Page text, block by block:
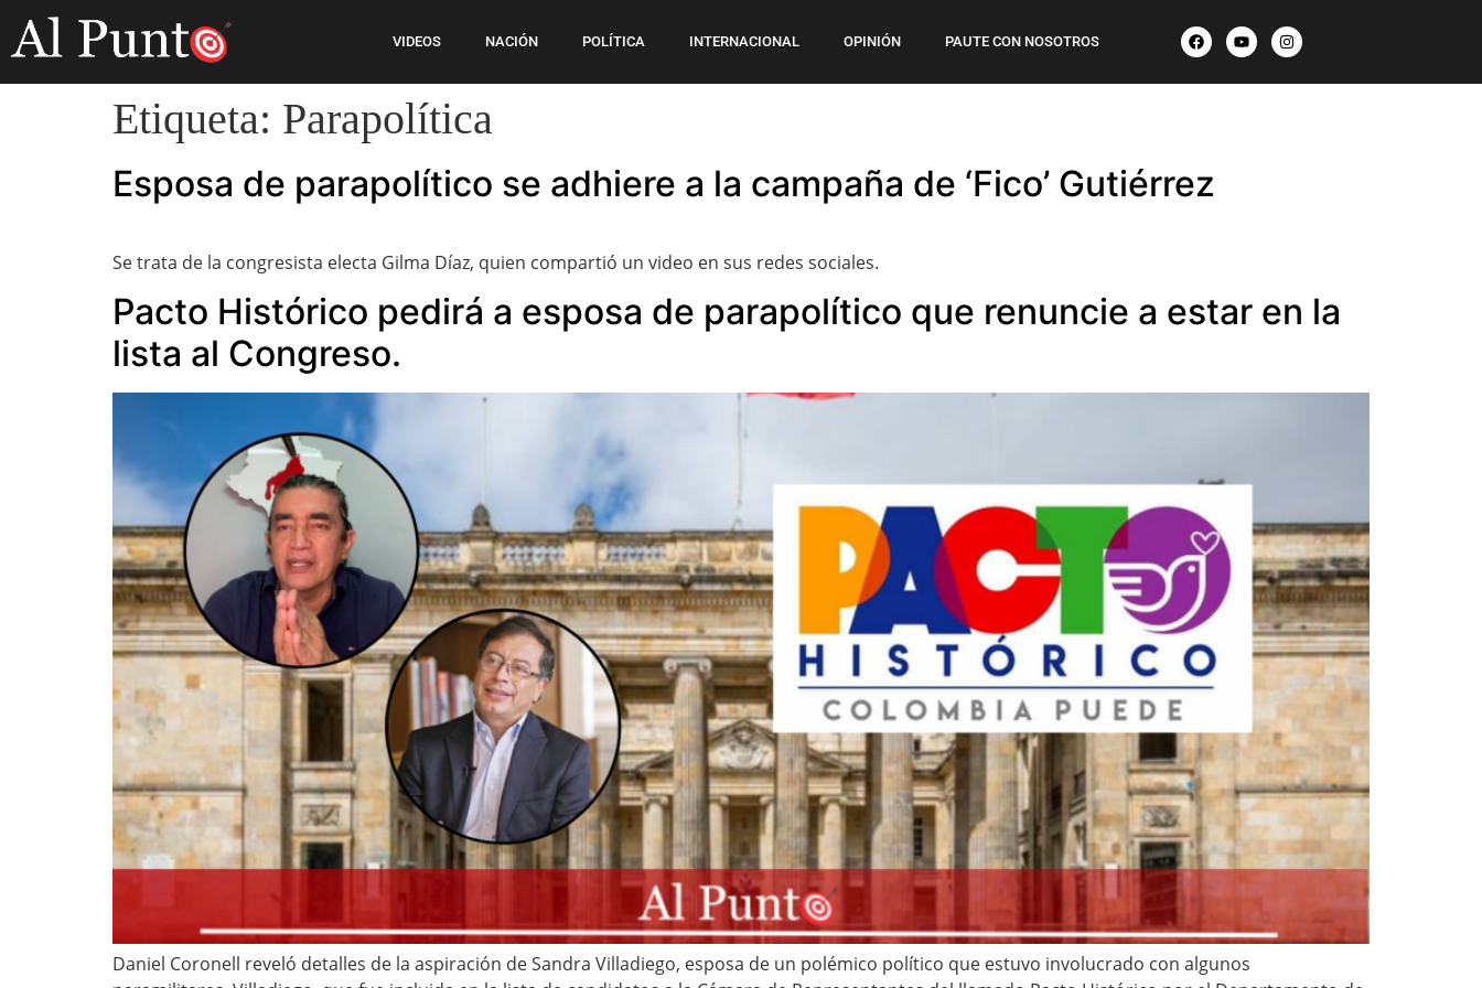
VIDEOS NACIÓN POLÍTICA INTERNACIONAL OPINIÓN PAUTE CON NOSOTROS
Etiqueta: Parapolítica
Esposa de parapolítico se adhiere a la campaña de ‘Fico’ Gutiérrez
Se trata de la congresista electa Gilma Díaz, quien compartió un video en sus redes sociales.
Pacto Histórico pedirá a esposa de parapolítico que renuncie a estar en la
lista al Congreso.
Daniel Coronell reveló detalles de la aspiración de Sandra Villadiego, esposa de un polémico político que estuvo involucrado con algunos